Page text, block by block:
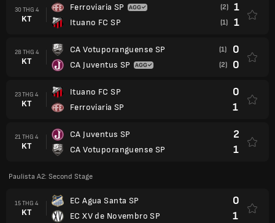
30 THG 4
KT
Ferroviaria SP
Ituano FC SP
(2) 1
(1) 1
28 THG 4
KT
CA Votuporanguense SP
CA Juventus SP
(1) 0
(2) 0
23 THG 4
KT
Ituano FC SP
Ferroviaria SP
0
1
21 THG 4
KT
CA Juventus SP
CA Votuporanguense SP
2
1
Paulista A2: Second Stage
15 THG 4
KT
EC Agua Santa SP
EC XV de Novembro SP
0
1